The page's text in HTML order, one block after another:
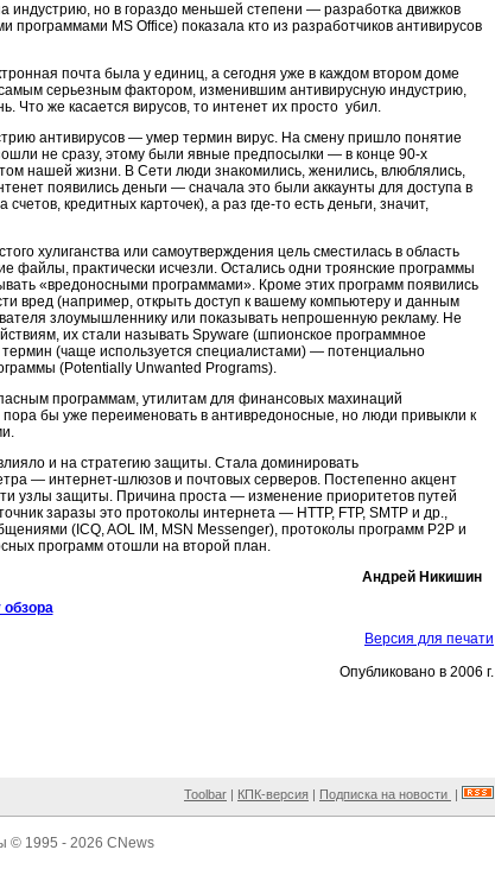
индустрию, но в гораздо меньшей степени — разработка движков
MS Office) показала кто из разработчиков антивирусов
почта была у единиц, а сегодня уже в каждом втором доме
серьезным фактором, изменившим антивирусную индустрию,
Что же касается вирусов, то интенет их просто убил.
антивирусов — умер термин вирус. На смену пришло понятие
не сразу, этому были явные предпосылки — в конце 90-х
нашей жизни. В Сети люди знакомились, женились, влюблялись,
появились деньги — сначала это были аккаунты для доступа в
кредитных карточек), а раз где-то есть деньги, значит,
хулиганства или самоутверждения цель сместилась в область
файлы, практически исчезли. Остались одни троянские программы
«вредоносными программами». Кроме этих программ появились
вред (например, открыть доступ к вашему компьютеру и данным
злоумышленнику или показывать непрошенную рекламу. Не
их стали называть Spyware (шпионское программное
(чаще используется специалистами) — потенциально
(Potentially Unwanted Programs).
программам, утилитам для финансовых махинаций
бы уже переименовать в антивредоносные, но люди привыкли к
и на стратегию защиты. Стала доминировать
— интернет-шлюзов и почтовых серверов. Постепенно акцент
узлы защиты. Причина проста — изменение приоритетов путей
заразы это протоколы интернета — HTTP, FTP, SMTP и др.,
(ICQ, AOL IM, MSN Messenger), протоколы программ P2P и
программ отошли на второй план.
Андрей Никишин
обзора
Версия для печати
Опубликовано в 2006 г.
Toolbar | КПК-версия | Подписка на новости |
© 1995 - 2026 CNews